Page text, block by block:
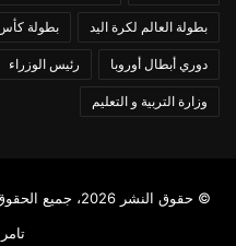
بطولة العالم لكرة اليد بطولة كأس
دوري أبطال أوروبا رئيس الوزراء
وزارة التربية و التعليم
© حقوق النشر 2026، جميع الحقوق محفوظة |